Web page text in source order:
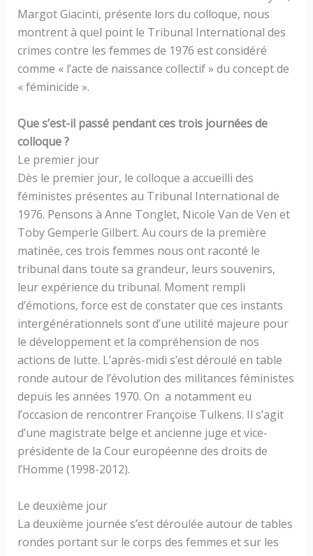
Margot Giacinti, présente lors du colloque, nous
montrent à quel point le Tribunal International des
crimes contre les femmes de 1976 est considéré
comme « l’acte de naissance collectif » du concept de
« féminicide ».
Que s’est-il passé pendant ces trois journées de
colloque ?
Le premier jour
Dès le premier jour, le colloque a accueilli des
féministes présentes au Tribunal International de
1976. Pensons à Anne Tonglet, Nicole Van de Ven et
Toby Gemperle Gilbert. Au cours de la première
matinée, ces trois femmes nous ont raconté le
tribunal dans toute sa grandeur, leurs souvenirs,
leur expérience du tribunal. Moment rempli
d’émotions, force est de constater que ces instants
intergénérationnels sont d’une utilité majeure pour
le développement et la compréhension de nos
actions de lutte. L’après-midi s’est déroulé en table
ronde autour de l’évolution des militances féministes
depuis les années 1970. On a notamment eu
l’occasion de rencontrer Françoise Tulkens. Il s’agit
d’une magistrate belge et ancienne juge et vice-
présidente de la Cour européenne des droits de
l’Homme (1998-2012).
Le deuxième jour
La deuxième journée s’est déroulée autour de tables
rondes portant sur le corps des femmes et sur les